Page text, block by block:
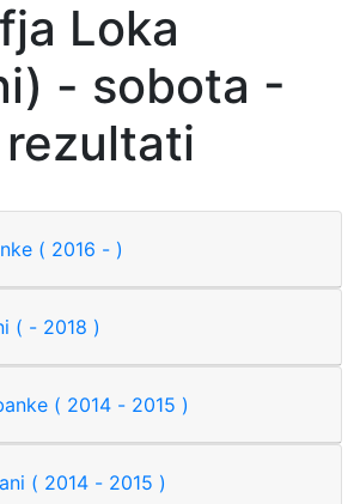
Loka
- sobota -
Mlajše cicibanke ( 2016 - )
Mlajši cicibani ( - 2018 )
Starejše cicibanke ( 2014 - 2015 )
Starejši cicibani ( 2014 - 2015 )